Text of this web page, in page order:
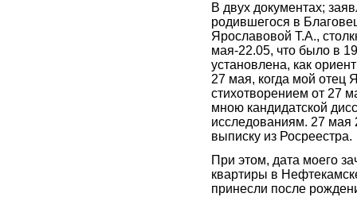
В двух документах;
родившегося в
Ярославовой Т.А.,
мая-22.05, что было в
установлена, как
27 мая, когда мой отец
стихотворением от 27
мною кандидатской
исследованиям. 27 мая
выписку из Росреестра.
При этом, дата моего
квартиры в
принесли после